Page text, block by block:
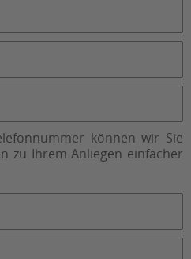
können wir Sie
zu Ihrem Anliegen einfacher